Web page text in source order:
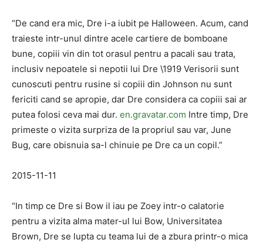
“De cand era mic, Dre i-a iubit pe Halloween. Acum, cand
traieste intr-unul dintre acele cartiere de bomboane
bune, copiii vin din tot orasul pentru a pacali sau trata,
inclusiv nepoatele si nepotii lui Dre \1919 Verisorii sunt
cunoscuti pentru rusine si copiii din Johnson nu sunt
fericiti cand se apropie, dar Dre considera ca copiii sai ar
putea folosi ceva mai dur. en.gravatar.com Intre timp, Dre
primeste o vizita surpriza de la propriul sau var, June
Bug, care obisnuia sa-l chinuie pe Dre ca un copil.”
2015-11-11
“In timp ce Dre si Bow il iau pe Zoey intr-o calatorie
pentru a vizita alma mater-ul lui Bow, Universitatea
Brown, Dre se lupta cu teama lui de a zbura printr-o mica